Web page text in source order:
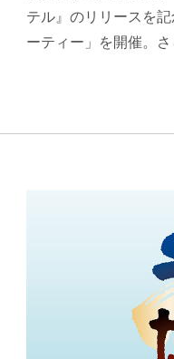
テル』のリリースを
ーティー」を開催。